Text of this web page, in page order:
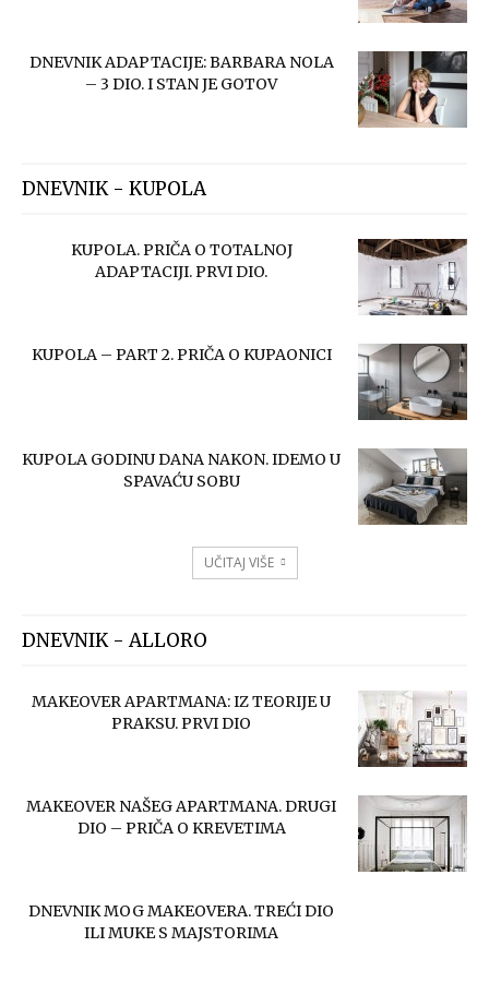
DNEVNIK ADAPTACIJE: BARBARA NOLA
– 3 DIO. I STAN JE GOTOV
DNEVNIK - KUPOLA
KUPOLA. PRIČA O TOTALNOJ
ADAPTACIJI. PRVI DIO.
KUPOLA – PART 2. PRIČA O KUPAONICI
KUPOLA GODINU DANA NAKON. IDEMO U
SPAVAĆU SOBU
UČITAJ VIŠE
DNEVNIK - ALLORO
MAKEOVER APARTMANA: IZ TEORIJE U
PRAKSU. PRVI DIO
MAKEOVER NAŠEG APARTMANA. DRUGI
DIO – PRIČA O KREVETIMA
DNEVNIK MOG MAKEOVERA. TREĆI DIO
ILI MUKE S MAJSTORIMA